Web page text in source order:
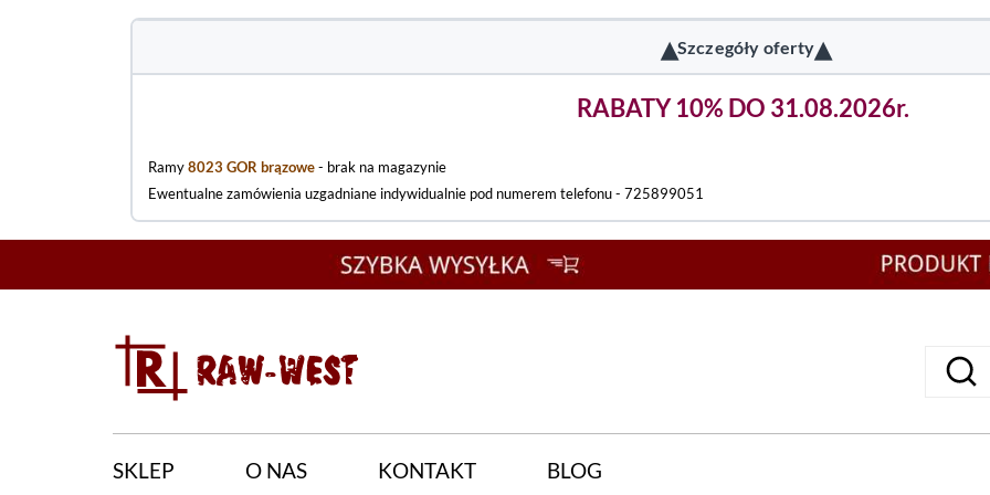
▴Szczegóły oferty▴
RABATY 10% DO 31.08.2026r.
Ramy8023 GOR brązowe- brak na magazynie
Ewentualne zamówienia uzgadniane indywidualnie pod numerem telefonu - 725899051
SKLEP O NAS KONTAKT BLOG